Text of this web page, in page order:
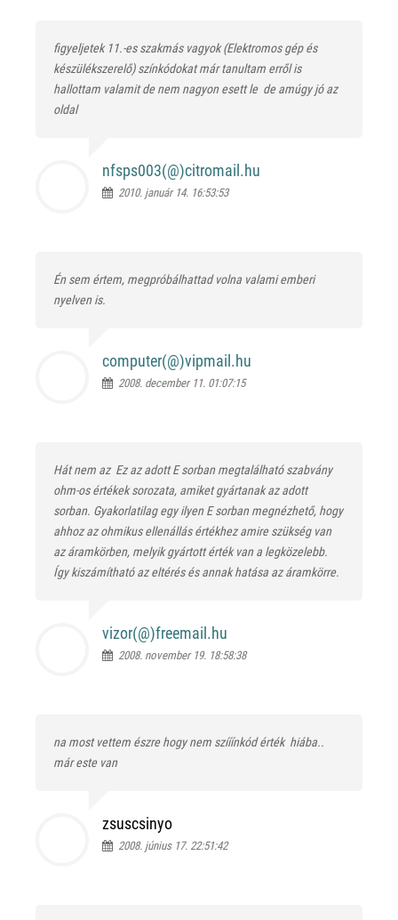
figyeljetek 11.-es szakmás vagyok (Elektromos gép és
készülékszerelő) színkódokat már tanultam erről is
hallottam valamit de nem nagyon esett le de amúgy jó az
oldal
nfsps003(@)citromail.hu
2010. január 14. 16:53:53
Én sem értem, megpróbálhattad volna valami emberi
nyelven is.
computer(@)vipmail.hu
2008. december 11. 01:07:15
Hát nem az Ez az adott E sorban megtalálható szabvány
ohm-os értékek sorozata, amiket gyártanak az adott
sorban. Gyakorlatilag egy ilyen E sorban megnézhető, hogy
ahhoz az ohmikus ellenállás értékhez amire szükség van
az áramkörben, melyik gyártott érték van a legközelebb.
Így kiszámítható az eltérés és annak hatása az áramkörre.
vizor(@)freemail.hu
2008. november 19. 18:58:38
na most vettem észre hogy nem szííínkód érték hiába..
már este van
zsuscsinyo
2008. június 17. 22:51:42